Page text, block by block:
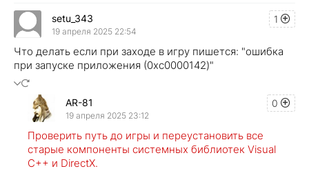
1
setu_343
19 апреля 2025 22:54
Что делать если при заходе в игру пишется: "ошибка
при запуске приложения (0xc0000142)"
0
AR-81
19 апреля 2025 23:12
Проверить путь до игры и переустановить все
старые компоненты системных библиотек Visual
C++ и DirectX.